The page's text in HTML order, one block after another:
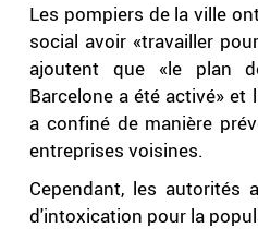
Les pompiers de la ville
social avoir «travailler
ajoutent que «le plan
Barcelone a été activé»
a confiné de manière
entreprises voisines.
Cependant, les autorités
d'intoxication pour la